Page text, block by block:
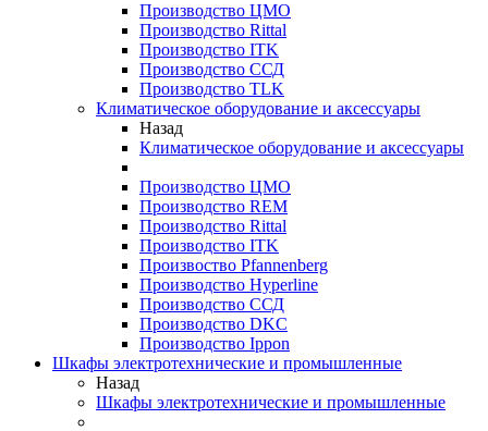
Производство ЦМО
Производство Rittal
Производство ITK
Производство ССД
Производство TLK
Климатическое оборудование и аксессуары
Назад
Климатическое оборудование и аксессуары
Производство ЦМО
Производство REM
Производство Rittal
Производство ITK
Произвоство Pfannenberg
Производство Hyperline
Производство ССД
Производство DKC
Производство Ippon
Шкафы электротехнические и промышленные
Назад
Шкафы электротехнические и промышленные